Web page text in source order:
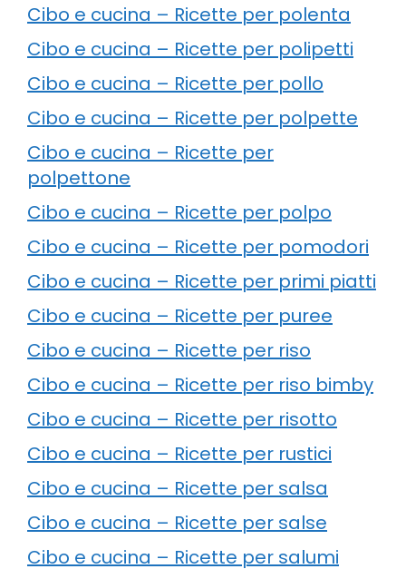
Cibo e cucina – Ricette per polenta
Cibo e cucina – Ricette per polipetti
Cibo e cucina – Ricette per pollo
Cibo e cucina – Ricette per polpette
Cibo e cucina – Ricette per
polpettone
Cibo e cucina – Ricette per polpo
Cibo e cucina – Ricette per pomodori
Cibo e cucina – Ricette per primi piatti
Cibo e cucina – Ricette per puree
Cibo e cucina – Ricette per riso
Cibo e cucina – Ricette per riso bimby
Cibo e cucina – Ricette per risotto
Cibo e cucina – Ricette per rustici
Cibo e cucina – Ricette per salsa
Cibo e cucina – Ricette per salse
Cibo e cucina – Ricette per salumi